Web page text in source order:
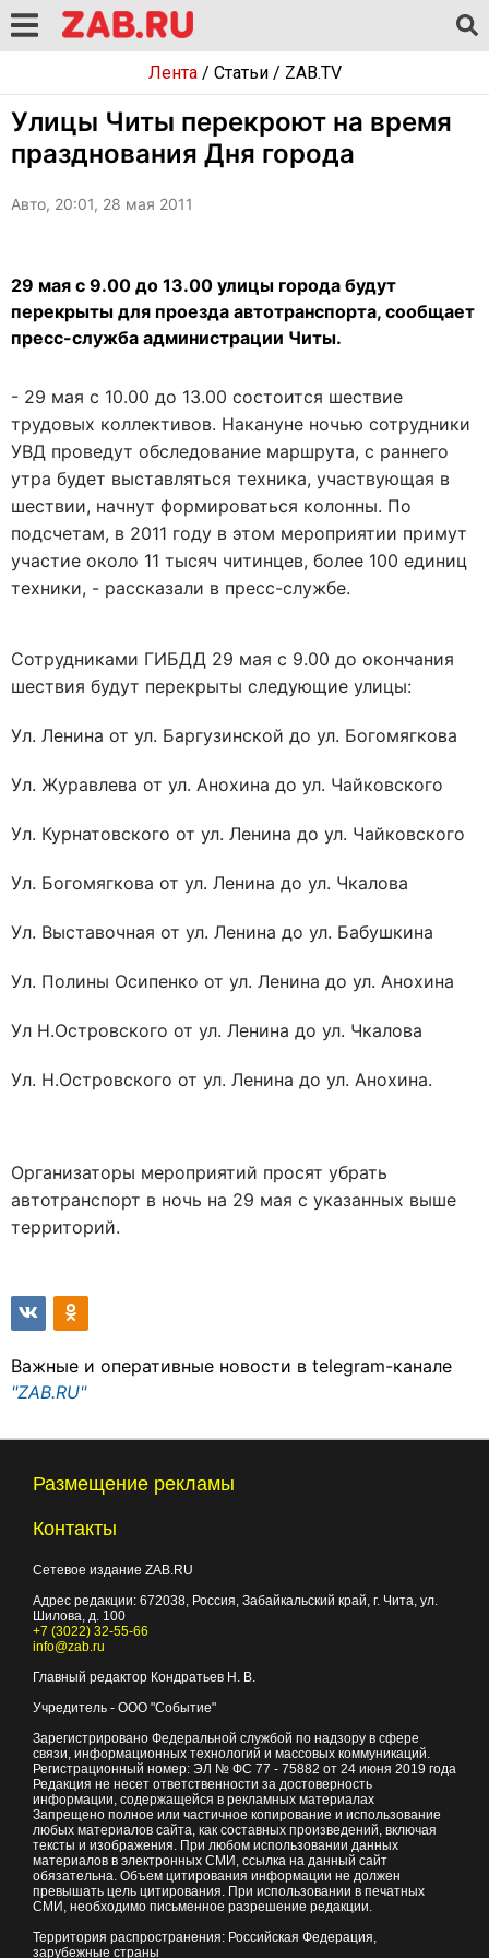
Лента/ Статьи/ ZAB.TV
Улицы Читы перекроют на время
празднования Дня города
Авто, 20:01, 28 мая 2011
29 мая с 9.00 до 13.00 улицы города будут
перекрыты для проезда автотранспорта, сообщает
пресс-служба администрации Читы.
- 29 мая с 10.00 до 13.00 состоится шествие
трудовых коллективов. Накануне ночью сотрудники
УВД проведут обследование маршрута, с раннего
утра будет выставляться техника, участвующая в
шествии, начнут формироваться колонны. По
подсчетам, в 2011 году в этом мероприятии примут
участие около 11 тысяч читинцев, более 100 единиц
техники, - рассказали в пресс-службе.
Сотрудниками ГИБДД 29 мая с 9.00 до окончания
шествия будут перекрыты следующие улицы:
Ул. Ленина от ул. Баргузинской до ул. Богомягкова
Ул. Журавлева от ул. Анохина до ул. Чайковского
Ул. Курнатовского от ул. Ленина до ул. Чайковского
Ул. Богомягкова от ул. Ленина до ул. Чкалова
Ул. Выставочная от ул. Ленина до ул. Бабушкина
Ул. Полины Осипенко от ул. Ленина до ул. Анохина
Ул Н.Островского от ул. Ленина до ул. Чкалова
Ул. Н.Островского от ул. Ленина до ул. Анохина.
Организаторы мероприятий просят убрать
автотранспорт в ночь на 29 мая с указанных выше
территорий.
Важные и оперативные новости в telegram-канале
"ZAB.RU"
Размещение рекламы
Контакты
Сетевое издание ZAB.RU
Адрес редакции: 672038, Россия, Забайкальский край, г. Чита, ул.
Шилова, д. 100
+7 (3022) 32-55-66
info@zab.ru
Главный редактор Кондратьев Н. В.
Учредитель - ООО "Событие"
Зарегистрировано Федеральной службой по надзору в сфере
связи, информационных технологий и массовых коммуникаций.
Регистрационный номер: ЭЛ № ФС 77 - 75882 от 24 июня 2019 года
Редакция не несет ответственности за достоверность
информации, содержащейся в рекламных материалах
Запрещено полное или частичное копирование и использование
любых материалов сайта, как составных произведений, включая
тексты и изображения. При любом использовании данных
материалов в электронных СМИ, ссылка на данный сайт
обязательна. Объем цитирования информации не должен
превышать цель цитирования. При использовании в печатных
СМИ, необходимо письменное разрешение редакции.
Территория распространения: Российская Федерация,
зарубежные страны